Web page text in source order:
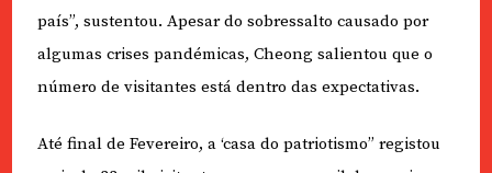
país”, sustentou. Apesar do sobressalto causado por
algumas crises pandémicas, Cheong salientou que o
número de visitantes está dentro das expectativas.
Até final de Fevereiro, a ‘casa do patriotismo” registou